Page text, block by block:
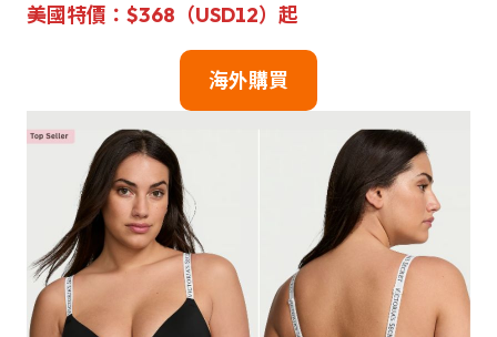
美國特價：$368（USD12）起
海外購買